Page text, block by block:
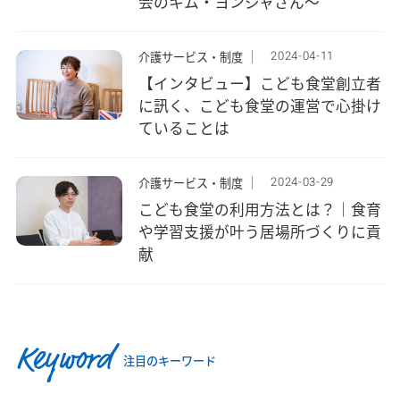
介護サービス・制度 2024-04-11
【インタビュー】こども食堂創立者
に訊く、こども食堂の運営で心掛け
ていることは
介護サービス・制度 2024-03-29
こども食堂の利用方法とは？｜食育
や学習支援が叶う居場所づくりに貢
献
Keyword 注目のキーワード